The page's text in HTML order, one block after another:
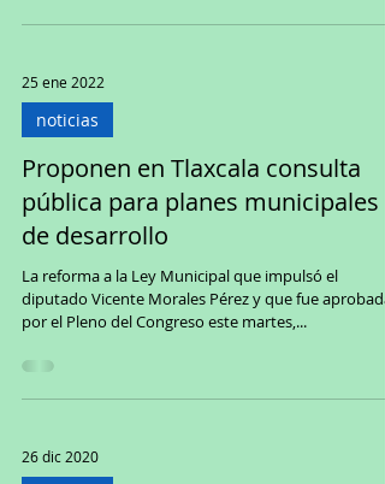
25 ene 2022
noticias
Proponen en Tlaxcala consulta
de desarrollo
La reforma a la Ley Municipal que impulsó el
por el Pleno del Congreso este martes,...